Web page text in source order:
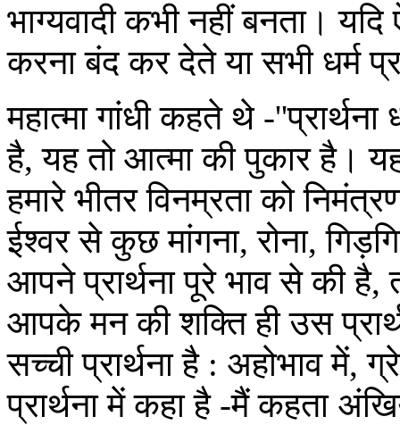
भाग्यवादी कभी नहीं बनता। यदि
करना बंद कर देते या सभी धर्म
महात्मा गांधी कहते थे -''प्रार्थना
है, यह तो आत्मा की पुकार है।
हमारे भीतर विनम्रता को
ईश्वर से कुछ मांगना, रोना,
आपने प्रार्थना पूरे भाव से की
आपके मन की शक्ति ही उस
सच्ची प्रार्थना है : अहोभाव में,
प्रार्थना में कहा है -मैं कहता